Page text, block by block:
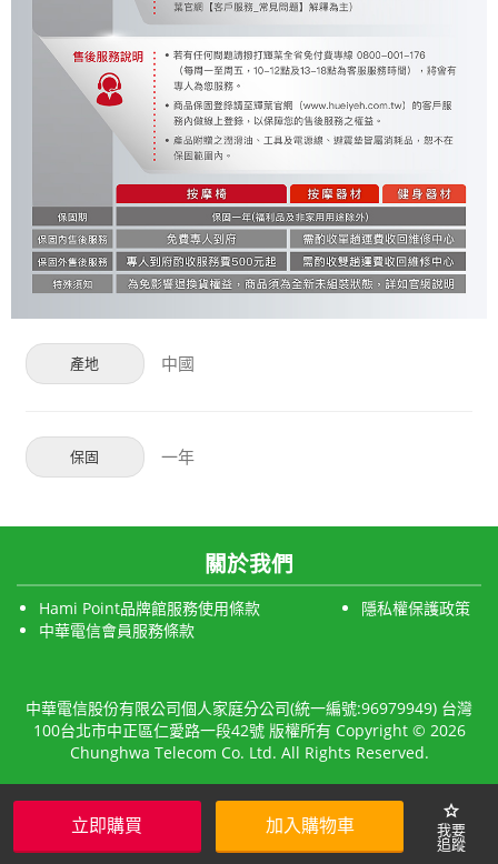
立即購買 加入購物車
star
產地 中國
保固 一年
關於我們
Hami Point品牌館服務使用條款
隱私權保護政策
中華電信會員服務條款
中華電信股份有限公司個人家庭分公司(統一編號:96979949) 台灣
100台北市中正區仁愛路一段42號 版權所有 Copyright © 2026
Chunghwa Telecom Co. Ltd. All Rights Reserved.